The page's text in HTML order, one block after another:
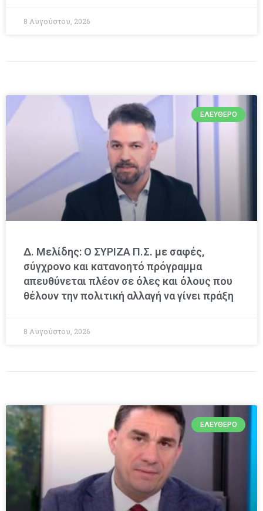
8 Αυγούστου, 2026
ΕΛΕΎΘΕΡΟ
Δ. Μελίδης: Ο ΣΥΡΙΖΑ Π.Σ. με σαφές,
σύγχρονο και κατανοητό πρόγραμμα
απευθύνεται πλέον σε όλες και όλους που
θέλουν την πολιτική αλλαγή να γίνει πράξη
8 Αυγούστου, 2026
ΕΛΕΎΘΕΡΟ